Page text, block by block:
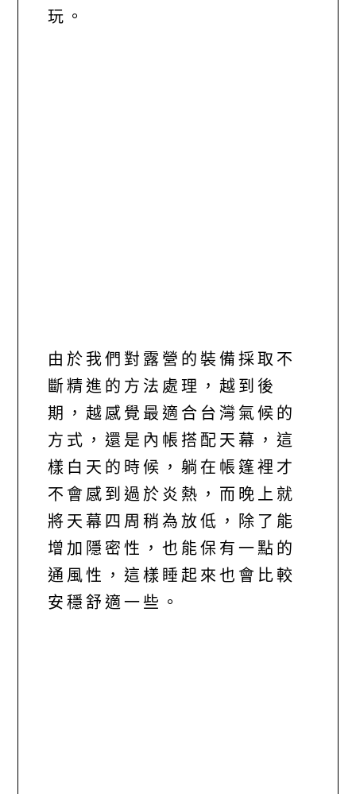
玩。
由於我們對露營的裝備採取不
斷精進的方法處理，越到後
期，越感覺最適合台灣氣候的
方式，還是內帳搭配天幕，這
樣白天的時候，躺在帳篷裡才
不會感到過於炎熱，而晚上就
將天幕四周稍為放低，除了能
增加隱密性，也能保有一點的
通風性，這樣睡起來也會比較
安穩舒適一些。